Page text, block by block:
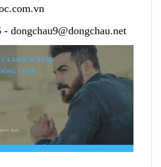
- dongchau9@dongchau.net